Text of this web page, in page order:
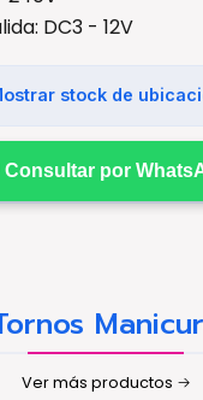
DC3 - 12V
stock de
Consultar por
Ver más productos